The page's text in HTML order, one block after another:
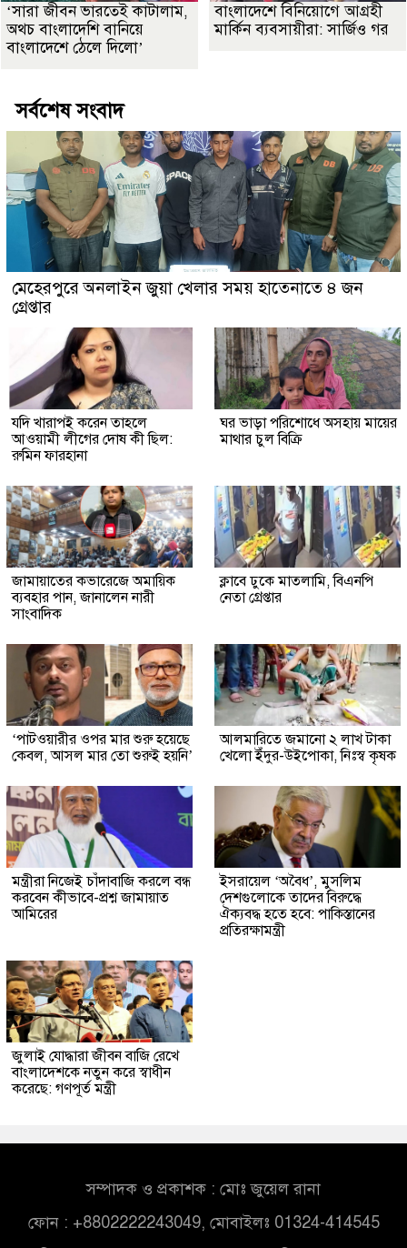
‘সারা জীবন ভারতেই কাটালাম,
অথচ বাংলাদেশি বানিয়ে
বাংলাদেশে ঠেলে দিলো’
বাংলাদেশে বিনিয়োগে আগ্রহী
মার্কিন ব্যবসায়ীরা: সার্জিও গর
সর্বশেষ সংবাদ
মেহেরপুরে অনলাইন জুয়া খেলার সময় হাতেনাতে ৪ জন
গ্রেপ্তার
যদি খারাপই করেন তাহলে
আওয়ামী লীগের দোষ কী ছিল:
রুমিন ফারহানা
ঘর ভাড়া পরিশোধে অসহায় মায়ের
মাথার চুল বিক্রি
জামায়াতের কভারেজে অমায়িক
ব্যবহার পান, জানালেন নারী
সাংবাদিক
ক্লাবে ঢুকে মাতলামি, বিএনপি
নেতা গ্রেপ্তার
‘পাটওয়ারীর ওপর মার শুরু হয়েছে
কেবল, আসল মার তো শুরুই হয়নি’
আলমারিতে জমানো ২ লাখ টাকা
খেলো ইঁদুর-উইপোকা, নিঃস্ব কৃষক
মন্ত্রীরা নিজেই চাঁদাবাজি করলে বন্ধ
করবেন কীভাবে-প্রশ্ন জামায়াত
আমিরের
ইসরায়েল ‘অবৈধ’, মুসলিম
দেশগুলোকে তাদের বিরুদ্ধে
ঐক্যবদ্ধ হতে হবে: পাকিস্তানের
প্রতিরক্ষামন্ত্রী
জুলাই যোদ্ধারা জীবন বাজি রেখে
বাংলাদেশকে নতুন করে স্বাধীন
করেছে: গণপূর্ত মন্ত্রী
সম্পাদক ও প্রকাশক : মোঃ জুয়েল রানা
ফোন : +8802222243049, মোবাইলঃ 01324-414545